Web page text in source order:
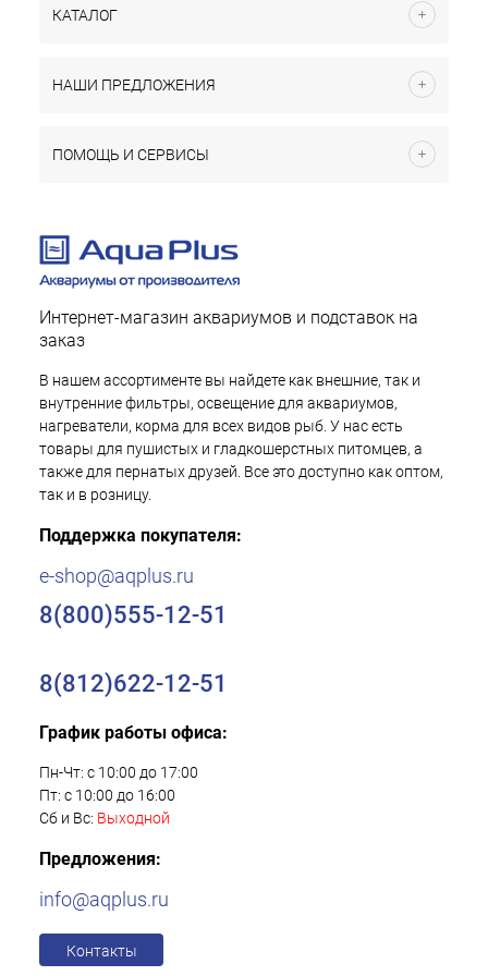
КАТАЛОГ
НАШИ ПРЕДЛОЖЕНИЯ
ПОМОЩЬ И СЕРВИСЫ
Интернет-магазин аквариумов и подставок на
заказ
В нашем ассортименте вы найдете как внешние, так и
внутренние фильтры, освещение для аквариумов,
нагреватели, корма для всех видов рыб. У нас есть
товары для пушистых и гладкошерстных питомцев, а
также для пернатых друзей. Все это доступно как оптом,
так и в розницу.
Поддержка покупателя:
e-shop@aqplus.ru
8(800)555-12-51
8(812)622-12-51
График работы офиса:
Пн-Чт: с 10:00 до 17:00
Пт: с 10:00 до 16:00
Сб и Вс: Выходной
Предложения:
info@aqplus.ru
Контакты